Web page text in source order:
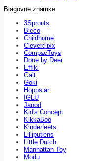
Blagovne znamke
3Sprouts
Bieco
Childhome
Cleverclixx
CompacToys
Done by Deer
Effiki
Galt
Goki
Hoppstar
IGLU
Janod
Kid's Concept
KikkaBoo
Kinderfeets
Lilliputiens
Little Dutch
Manhattan Toy
Modu